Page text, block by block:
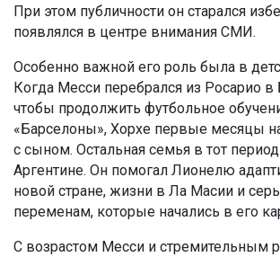
При этом публичности он старался
появлялся в центре внимания СМИ.
Особенно важной его роль была в
Когда Месси перебрался из Росарио в
чтобы продолжить футбольное
«Барселоны», Хорхе первые месяцы
с сыном. Остальная семья в тот
Аргентине. Он помогал Лионелю
новой стране, жизни в Ла Масии и
переменам, которые начались в его
С возрастом Месси и стремительным